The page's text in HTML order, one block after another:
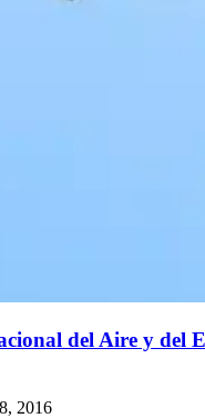
del Aire y del
2016